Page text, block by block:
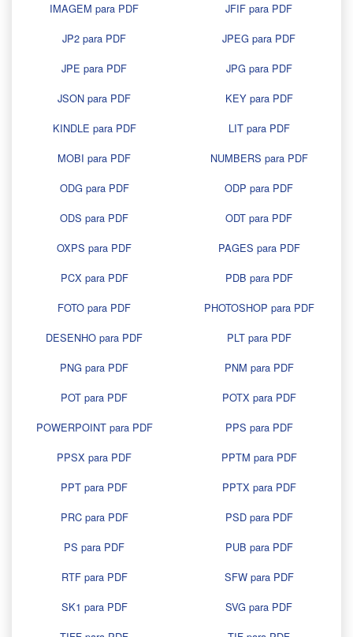
IMAGEM para PDF
JFIF para PDF
JP2 para PDF
JPEG para PDF
JPE para PDF
JPG para PDF
JSON para PDF
KEY para PDF
KINDLE para PDF
LIT para PDF
MOBI para PDF
NUMBERS para PDF
ODG para PDF
ODP para PDF
ODS para PDF
ODT para PDF
OXPS para PDF
PAGES para PDF
PCX para PDF
PDB para PDF
FOTO para PDF
PHOTOSHOP para PDF
DESENHO para PDF
PLT para PDF
PNG para PDF
PNM para PDF
POT para PDF
POTX para PDF
POWERPOINT para PDF
PPS para PDF
PPSX para PDF
PPTM para PDF
PPT para PDF
PPTX para PDF
PRC para PDF
PSD para PDF
PS para PDF
PUB para PDF
RTF para PDF
SFW para PDF
SK1 para PDF
SVG para PDF